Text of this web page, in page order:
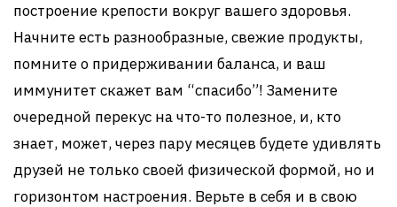
построение крепости вокруг вашего здоровья.
Начните есть разнообразные, свежие продукты,
помните о придерживании баланса, и ваш
иммунитет скажет вам “спасибо”! Замените
очередной перекус на что-то полезное, и, кто
знает, может, через пару месяцев будете удивлять
друзей не только своей физической формой, но и
горизонтом настроения. Верьте в себя и в свою